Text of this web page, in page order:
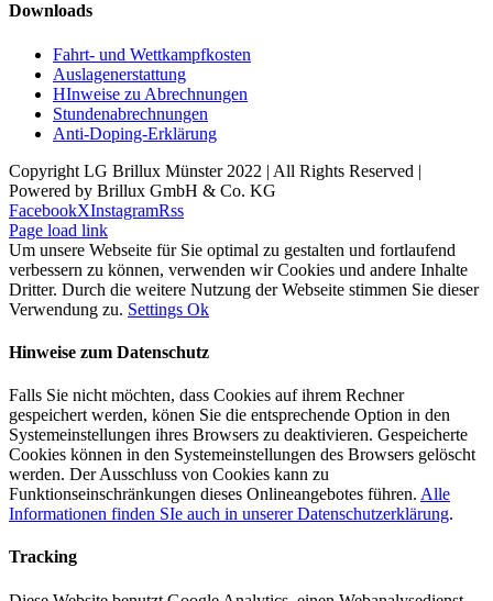
Downloads
Fahrt- und Wettkampfkosten
Auslagenerstattung
HInweise zu Abrechnungen
Stundenabrechnungen
Anti-Doping-Erklärung
Copyright LG Brillux Münster 2022 | All Rights Reserved |
Powered by Brillux GmbH & Co. KG
FacebookXInstagramRss
Page load link
Um unsere Webseite für Sie optimal zu gestalten und fortlaufend
verbessern zu können, verwenden wir Cookies und andere Inhalte
Dritter. Durch die weitere Nutzung der Webseite stimmen Sie dieser
Verwendung zu. Settings Ok
Hinweise zum Datenschutz
Falls Sie nicht möchten, dass Cookies auf ihrem Rechner
gespeichert werden, könen Sie die entsprechende Option in den
Systemeinstellungen ihres Browsers zu deaktivieren. Gespeicherte
Cookies können in den Systemeinstellungen des Browsers gelöscht
werden. Der Ausschluss von Cookies kann zu
Funktionseinschränkungen dieses Onlineangebotes führen. Alle
Informationen finden SIe auch in unserer Datenschutzerklärung.
Tracking